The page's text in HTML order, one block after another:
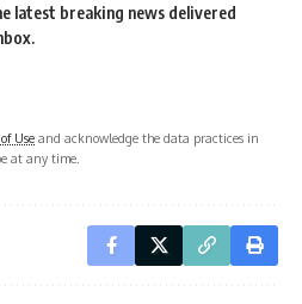
latest breaking news delivered
Use and acknowledge the data practices in
at any time.